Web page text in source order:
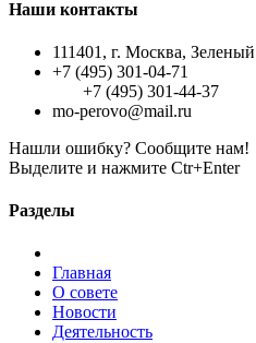
Наши контакты
111401, г. Москва,
+7 (495) 301-04-71
+7 (495) 301-44-37
mo-perovo@mail.ru
Нашли ошибку? Сообщите нам!
Выделите и нажмите Ctr+Enter
Разделы
Главная
О совете
Новости
Деятельность